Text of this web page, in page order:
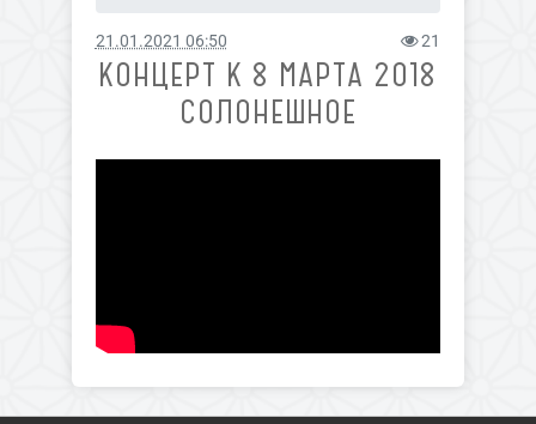
21.01.2021 06:50 21
КОНЦЕРТ К 8 МАРТА 2018
СОЛОНЕШНОЕ